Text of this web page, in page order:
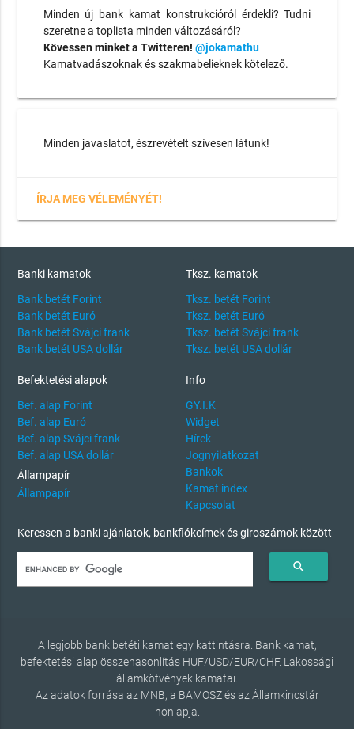
Minden új bank kamat konstrukcióról érdekli? Tudni
szeretne a toplista minden változásáról?
Kövessen minket a Twitteren! @jokamathu
Kamatvadászoknak és szakmabelieknek kötelező.
Minden javaslatot, észrevételt szívesen látunk!
ÍRJA MEG VÉLEMÉNYÉT!
Banki kamatok
Bank betét Forint
Bank betét Euró
Bank betét Svájci frank
Bank betét USA dollár
Tksz. kamatok
Tksz. betét Forint
Tksz. betét Euró
Tksz. betét Svájci frank
Tksz. betét USA dollár
Befektetési alapok
Bef. alap Forint
Bef. alap Euró
Bef. alap Svájci frank
Bef. alap USA dollár
Állampapír
Állampapír
Info
GY.I.K
Widget
Hírek
Jognyilatkozat
Bankok
Kamat index
Kapcsolat
Keressen a banki ajánlatok, bankfiókcímek és giroszámok között
search
A legjobb bank betéti kamat egy kattintásra. Bank kamat,
befektetési alap összehasonlítás HUF/USD/EUR/CHF. Lakossági
államkötvények kamatai.
Az adatok forrása az MNB, a BAMOSZ és az Államkincstár
honlapja.